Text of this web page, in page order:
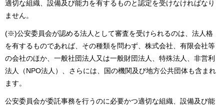
適切な組織、設備及び能力を有するものと認定を受けなければなり
ません。
(※)公安委員会が認める法人として審査を受けられるのは、法人格
を有するものであれば、その種類を問わず、株式会社、有限会社等
の会社のほか、一般社団法人又は一般財団法人、特殊法人、非営利
法人（NPO法人）、さらには、国の機関及び地方公共団体も含まれ
ます。
公安委員会が委託事務を行うのに必要かつ適切な組織、設備及び能